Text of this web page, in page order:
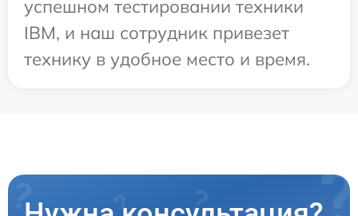
успешном тестировании техники
IBM, и наш сотрудник привезет
технику в удобное место и время.